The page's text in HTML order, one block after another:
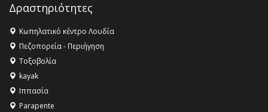
16:27 - Όλυμπος: Εντάχθηκε στον Κατάλογο Παγκόσμιας
Κληρονομιάς της UNESCO – Ομόφωνη η απόφαση Ο
Όλυμπος αναγνωρίστηκε ως φυσικό και πολιτιστικό
αγαθό εξέχουσας οικουμενικής αξίας για την
ανθρωπότητα
16:18 -
ΣΤΗΝ ΕΔΕΣΣΑ
Δραστηριότητες
Κωπηλατικό κέντρο Λουδία
Πεζοπορεία - Περιήγηση
Τοξοβολία
kayak
Ιππασία
Parapente